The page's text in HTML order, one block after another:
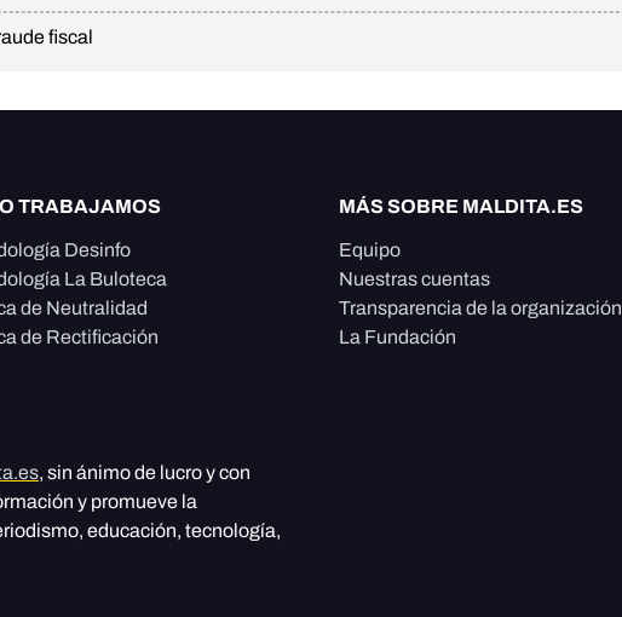
fiscal
TRABAJAMOS
Desinfo
La Buloteca
de Neutralidad
de Rectificación
MÁS SOBRE MALDITA.ES
Equipo
Nuestras cuentas
Transparencia de la organización
La Fundación
, sin ánimo de lucro y con
y promueve la
educación, tecnología,